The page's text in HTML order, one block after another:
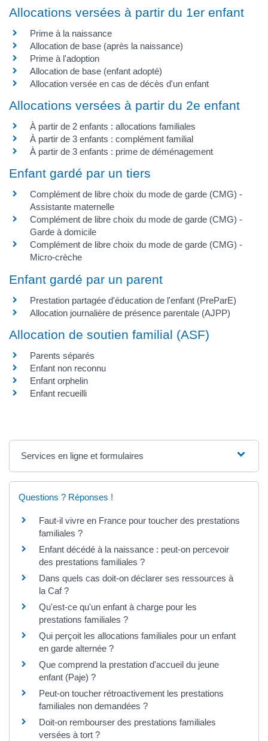
Allocations versées à partir du 1er enfant
Prime à la naissance
Allocation de base (après la naissance)
Prime à l'adoption
Allocation de base (enfant adopté)
Allocation versée en cas de décès d'un enfant
Allocations versées à partir du 2e enfant
À partir de 2 enfants : allocations familiales
À partir de 3 enfants : complément familial
À partir de 3 enfants : prime de déménagement
Enfant gardé par un tiers
Complément de libre choix du mode de garde (CMG) -
Assistante maternelle
Complément de libre choix du mode de garde (CMG) -
Garde à domicile
Complément de libre choix du mode de garde (CMG) -
Micro-crèche
Enfant gardé par un parent
Prestation partagée d'éducation de l'enfant (PreParE)
Allocation journalière de présence parentale (AJPP)
Allocation de soutien familial (ASF)
Parents séparés
Enfant non reconnu
Enfant orphelin
Enfant recueilli
Services en ligne et formulaires
Questions ? Réponses !
Faut-il vivre en France pour toucher des prestations
familiales ?
Enfant décédé à la naissance : peut-on percevoir
des prestations familiales ?
Dans quels cas doit-on déclarer ses ressources à
la Caf ?
Qu'est-ce qu'un enfant à charge pour les
prestations familiales ?
Qui perçoit les allocations familiales pour un enfant
en garde alternée ?
Que comprend la prestation d'accueil du jeune
enfant (Paje) ?
Peut-on toucher rétroactivement les prestations
familiales non demandées ?
Doit-on rembourser des prestations familiales
versées à tort ?